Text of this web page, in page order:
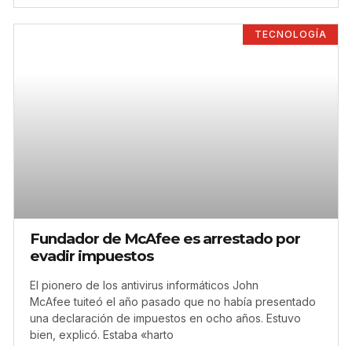
TECNOLOGÍA
Fundador de McAfee es arrestado por
evadir impuestos
El pionero de los antivirus informáticos John
McAfee tuiteó el año pasado que no había presentado
una declaración de impuestos en ocho años. Estuvo
bien, explicó. Estaba «harto